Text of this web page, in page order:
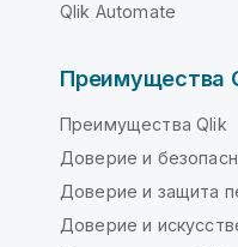
Qlik Automate
Преимущества
Преимущества Qlik
Доверие и
Доверие и защита
Доверие и